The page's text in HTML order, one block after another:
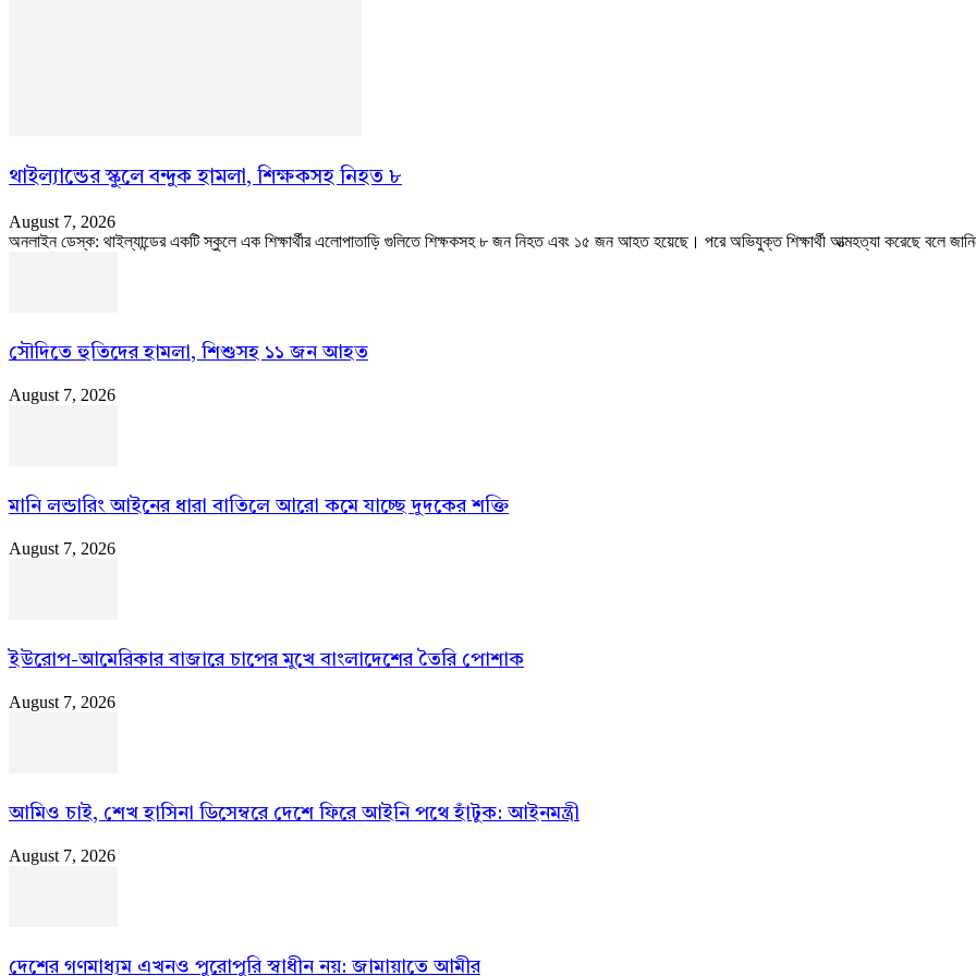
থাইল্যান্ডের স্কুলে বন্দুক হামলা, শিক্ষকসহ নিহত ৮
August 7, 2026
অনলাইন ডেস্ক: থাইল্যান্ডের একটি স্কুলে এক শিক্ষার্থীর এলোপাতাড়ি গুলিতে শিক্ষকসহ ৮ জন নিহত এবং ১৫ জন আহত হয়েছে। পরে অভিযুক্ত শিক্ষার্থী আত্মহত্যা করেছে বলে
সৌদিতে হুতিদের হামলা, শিশুসহ ১১ জন আহত
August 7, 2026
মানি লন্ডারিং আইনের ধারা বাতিলে আরো কমে যাচ্ছে দুদকের শক্তি
August 7, 2026
ইউরোপ-আমেরিকার বাজারে চাপের মুখে বাংলাদেশের তৈরি পোশাক
August 7, 2026
আমিও চাই, শেখ হাসিনা ডিসেম্বরে দেশে ফিরে আইনি পথে হাঁটুক: আইনমন্ত্রী
August 7, 2026
দেশের গণমাধ্যম এখনও পুরোপুরি স্বাধীন নয়: জামায়াতে আমীর